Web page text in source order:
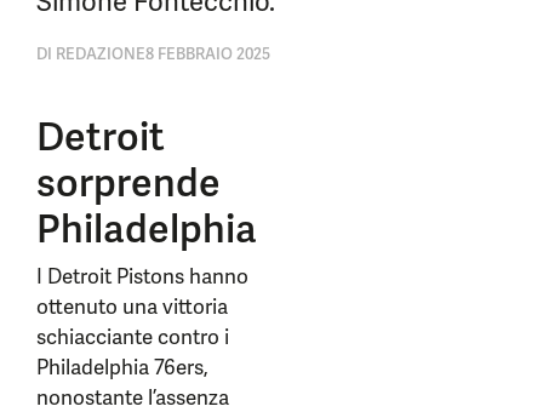
DI REDAZIONE8 FEBBRAIO 2025
Detroit
sorprende
Philadelphia
I Detroit Pistons hanno
ottenuto una vittoria
schiacciante contro i
Philadelphia 76ers,
nonostante l’assenza